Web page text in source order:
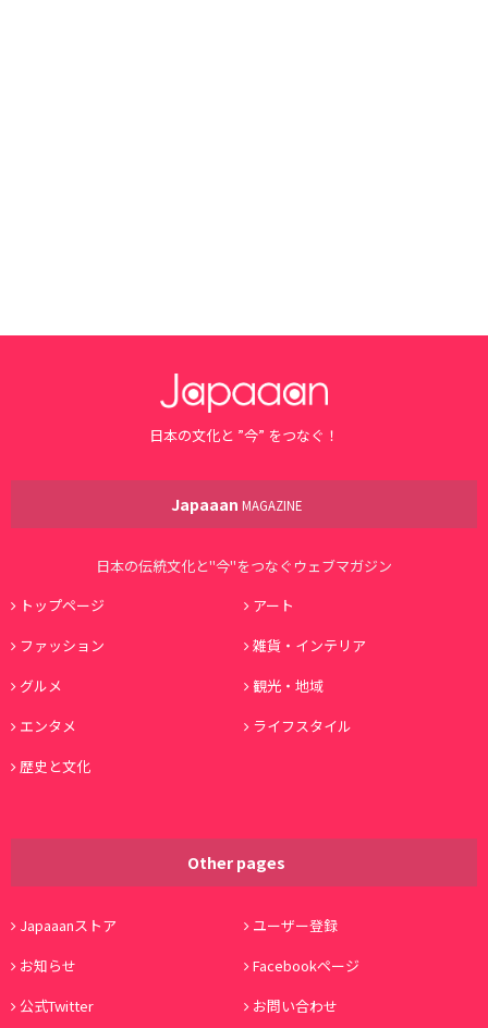
日本の文化と ”今” をつなぐ！
Japaaan MAGAZINE
日本の伝統文化と"今"をつなぐウェブマガジン
トップページ
アート
ファッション
雑貨・インテリア
グルメ
観光・地域
エンタメ
ライフスタイル
歴史と文化
Other pages
Japaaanストア
ユーザー登録
お知らせ
Facebookページ
公式Twitter
お問い合わせ